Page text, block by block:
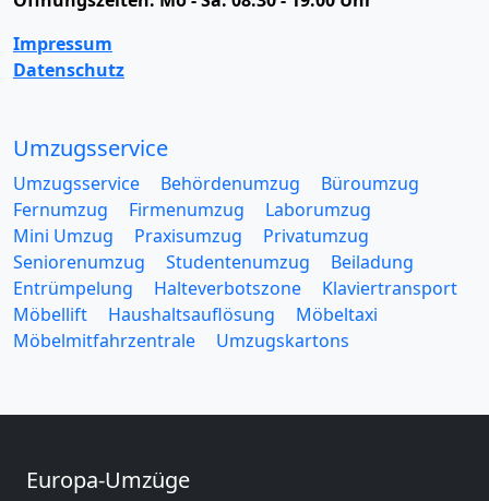
Impressum
Datenschutz
Umzugsservice
Umzugsservice Behördenumzug
Büroumzug
Fernumzug
Firmenumzug
Laborumzug
Mini Umzug
Praxisumzug
Privatumzug
Seniorenumzug
Studentenumzug
Beiladung
Entrümpelung
Halteverbotszone
Klaviertransport
Möbellift
Haushaltsauflösung
Möbeltaxi
Möbelmitfahrzentrale
Umzugskartons
Europa-Umzüge